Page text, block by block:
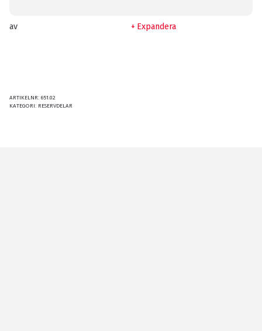
av Expandera
ARTIKELNR: 651.02
KATEGORI: RESERVDELAR